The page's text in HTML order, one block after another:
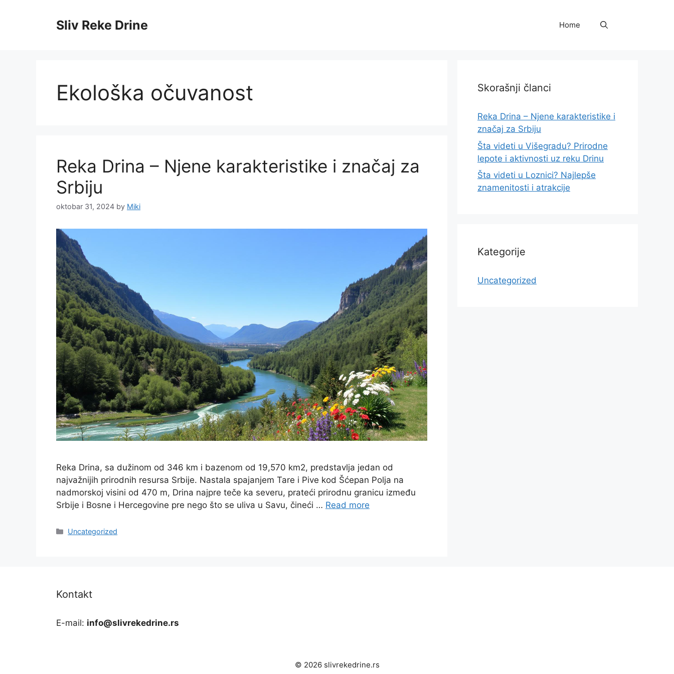
Sliv Reke Drine Home
Ekološka očuvanost
Reka Drina – Njene karakteristike i značaj za
Srbiju
oktobar 31, 2024 by Miki
Reka Drina, sa dužinom od 346 km i bazenom od 19,570 km2, predstavlja jedan od
najvažnijih prirodnih resursa Srbije. Nastala spajanjem Tare i Pive kod Šćepan Polja na
nadmorskoj visini od 470 m, Drina najpre teče ka severu, prateći prirodnu granicu između
Srbije i Bosne i Hercegovine pre nego što se uliva u Savu, čineći … Read more
Categories
Uncategorized
Skorašnji članci
Reka Drina – Njene karakteristike i
značaj za Srbiju
Šta videti u Višegradu? Prirodne
lepote i aktivnosti uz reku Drinu
Šta videti u Loznici? Najlepše
znamenitosti i atrakcije
Kategorije
Uncategorized
Kontakt
E-mail: info@slivrekedrine.rs
© 2026 slivrekedrine.rs